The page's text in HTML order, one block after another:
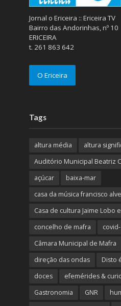
Jornal o Ericeira :: Ericeira TV
Bairro das Andorinhas, nº 10
ERICEIRA
t. 261 863 642
O Ericeira
Tags
altura média altura
Auditório Municipal Beatriz
açúcar
baixa-mar
casa da música francisco
Casa de cultura Jaime Lobo
concelho de mafra
Câmara Municipal de Mafra
direção das ondas
Disto
doces
efemérides &
Gastronomia
GNR